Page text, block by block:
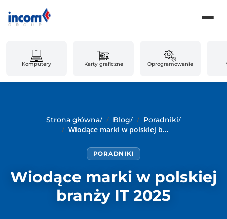
Komputery Karty graficzne Oprogramowanie
Strona główna/ Blog/ Poradniki/
Wiodące marki w polskiej branży IT 2025
PORADNIKI
Wiodące marki w polskiej
branży IT 2025